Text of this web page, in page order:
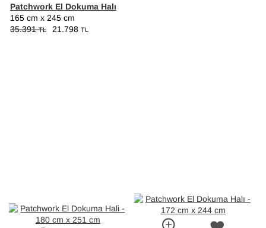
Patchwork El Dokuma Halı
165 cm x 245 cm
35.391TL 21.798 TL